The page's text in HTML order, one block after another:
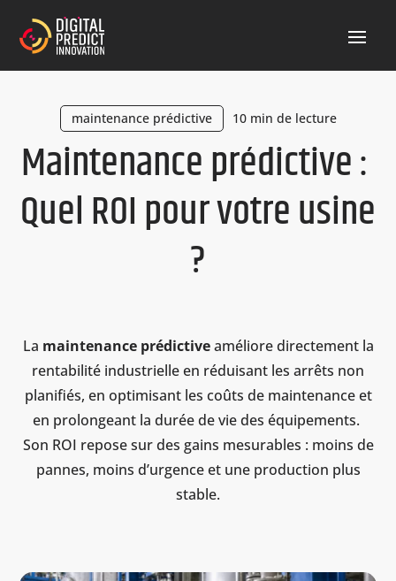
maintenance prédictive 10 min de lecture
Maintenance prédictive :
Quel ROI pour votre usine
?
La maintenance prédictiveaméliore directement la
rentabilité industrielle en réduisant les arrêts non
planifiés, en optimisant les coûts de maintenance et
en prolongeant la durée de vie des équipements.
Son ROI repose sur des gains mesurables : moins de
pannes, moins d’urgence et une production plus
stable.